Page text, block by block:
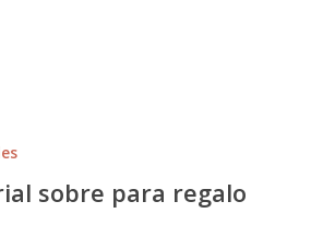
sobre para regalo